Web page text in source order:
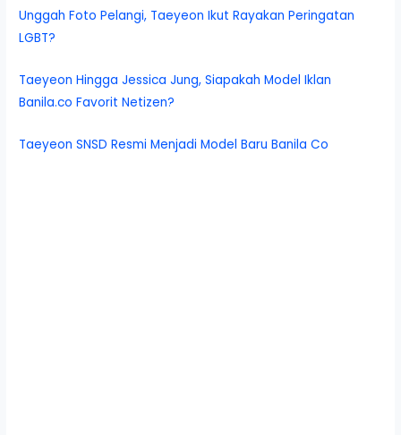
Unggah Foto Pelangi, Taeyeon Ikut Rayakan Peringatan
LGBT?
Taeyeon Hingga Jessica Jung, Siapakah Model Iklan
Banila.co Favorit Netizen?
Taeyeon SNSD Resmi Menjadi Model Baru Banila Co